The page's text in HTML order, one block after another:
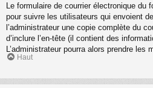
Le formulaire de courrier électronique du
pour suivre les utilisateurs qui envoient
l’administrateur une copie complète du
d’inclure l’en-tête (il contient des
L’administrateur pourra alors prendre les
Haut